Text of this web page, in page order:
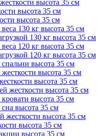
высота 35 см
высота 35 см
высота 35 см
130 кг высота 35 см
130 кг высота 35 см
120 кг высота 35 см
120 кг высота 35 см
высота 35 см
высота 35 см
высота 35 см
жесткости высота 35 см
высота 35 см
высота 35 см
жесткости высота 35 см
высота 35 см
высота 35 см